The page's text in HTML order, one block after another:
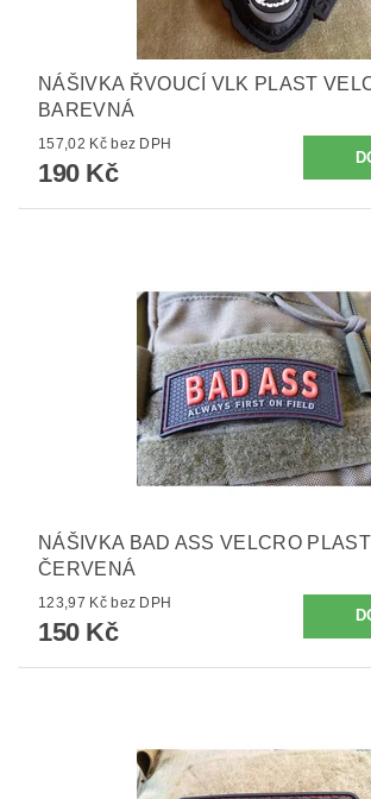
NÁŠIVKA ŘVOUCÍ VLK PLAST
BAREVNÁ
157,02 Kč bez DPH
190 Kč
NÁŠIVKA BAD ASS VELCRO
ČERVENÁ
123,97 Kč bez DPH
150 Kč